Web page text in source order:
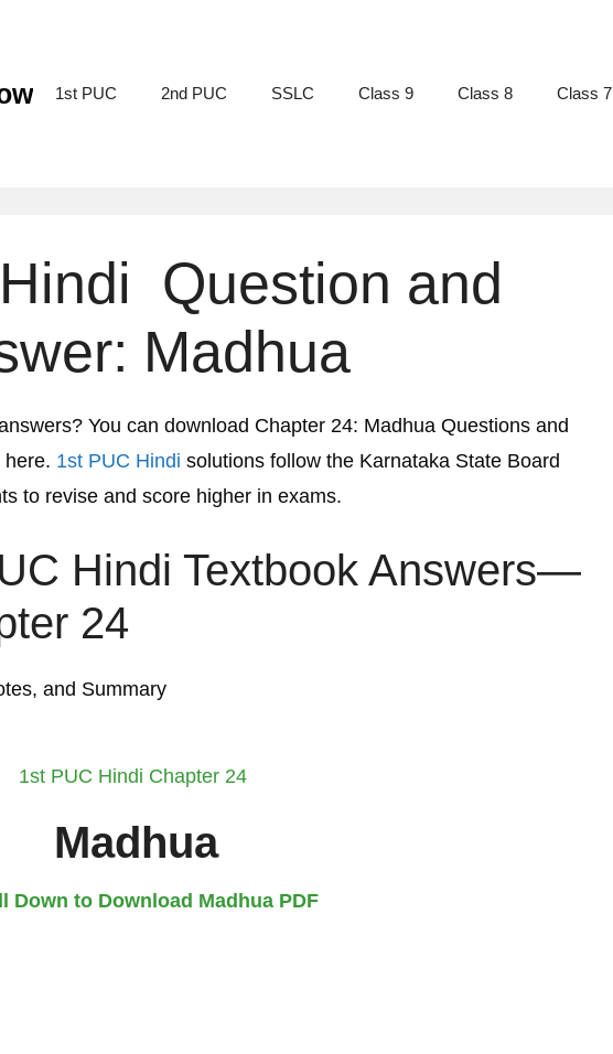
1st PUC 2nd PUC SSLC Class 9 Class 8 Class 7
Question and
Madhua
You can download Chapter 24: Madhua Questions and
here. 1st PUC Hindi solutions follow the Karnataka State Board
to revise and score higher in exams.
Hindi Textbook Answers—
24
and Summary
1st PUC Hindi Chapter 24
Madhua
Down to Download Madhua PDF